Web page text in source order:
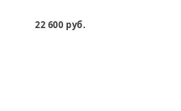
22 600 руб.